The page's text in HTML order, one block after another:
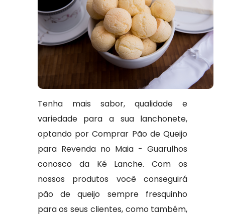
Tenha mais sabor, qualidade e
variedade para a sua lanchonete,
optando por Comprar Pão de Queijo
para Revenda no Maia - Guarulhos
conosco da Ké Lanche. Com os
nossos produtos você conseguirá
pão de queijo sempre fresquinho
para os seus clientes, como também,